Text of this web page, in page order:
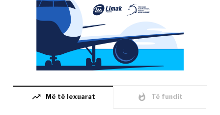
trending_up Më të lexuarat whatshot Të fundit